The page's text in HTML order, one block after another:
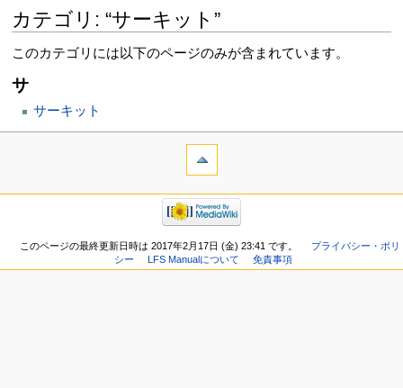
カテゴリ: “サーキット”
このカテゴリには以下のページのみが含まれています。
サ
サーキット
このページの最終更新日時は 2017年2月17日 (金) 23:41 です。
プライバシー・ポリ
シー
LFS Manualについて 免責事項